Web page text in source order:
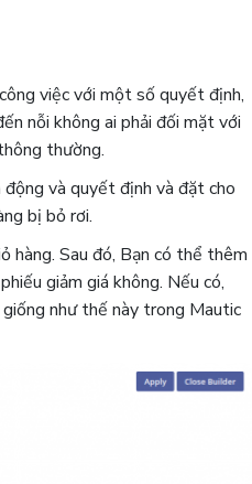
việc với một số quyết định,
nỗi không ai phải đối mặt với
thường.
động và quyết định và đặt cho
bị bỏ rơi.
hàng. Sau đó, Bạn có thể thêm
giảm giá không. Nếu có,
như thế này trong Mautic